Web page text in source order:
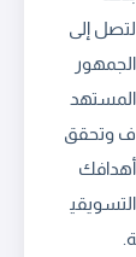
لتصل إلى
الجمهور
المستهد
ف وتحقق
أهدافك
التسويقي
ة.